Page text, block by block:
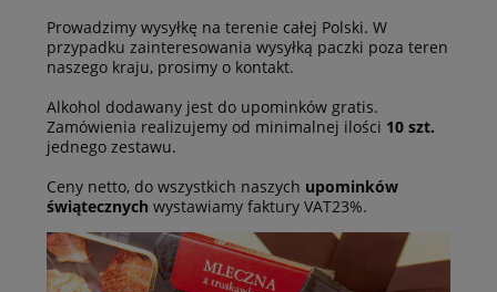
Prowadzimy wysyłkę na terenie całej Polski. W
przypadku zainteresowania wysyłką paczki poza teren
naszego kraju, prosimy o kontakt.
Alkohol dodawany jest do upominków gratis.
Zamówienia realizujemy od minimalnej ilości 10 szt.
jednego zestawu.
Ceny netto, do wszystkich naszych upominków
świątecznych wystawiamy faktury VAT23%.